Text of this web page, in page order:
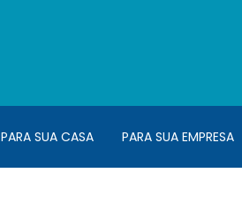
PARA SUA CASA PARA SUA EMPRESA